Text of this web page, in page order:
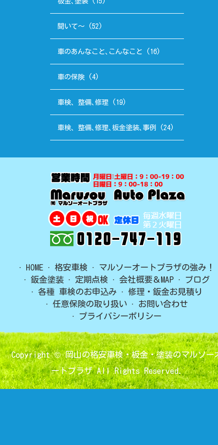
聞いて～(52)
車のあんなこと､こんなこと (16)
車の保険(4)
車検、整備､修理 (19)
車検、整備､修理､板金塗装､事例 (24)
HOME 格安車検
マルソーオートプラザの強み！
鈑金塗装
定期点検 会社概要＆MAP
ブログ
各種 車検のお申込み
修理・鈑金お見積り
任意保険の取り扱い
お問い合わせ
プライバシーポリシー
Copyright ©岡山の格安車検・板金・塗装のマルソー
ートプラザAll Rights Reserved.